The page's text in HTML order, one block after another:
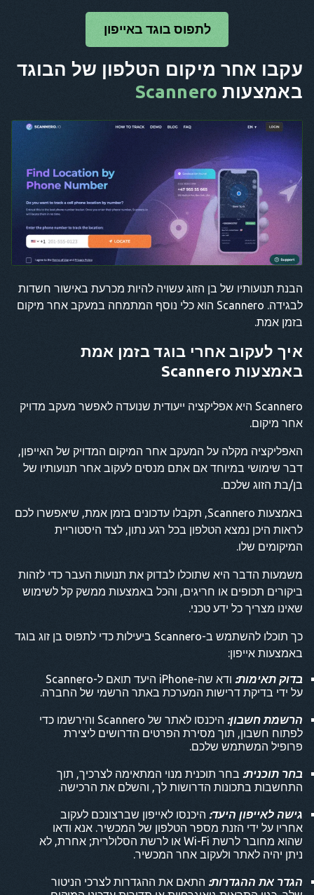
לתפוס בוגד באייפון
עקבו אחר מיקום הטלפון של הבוגד
באמצעות Scannero
הבנת תנועותיו של בן הזוג עשויה להיות מכרעת באישור חשדות
לבגידה. Scannero הוא כלי נוסף המתמחה במעקב אחר מיקום
בזמן אמת.
איך לעקוב אחרי בוגד בזמן אמת
באמצעות Scannero
Scannero היא אפליקציה ייעודית שנועדה לאפשר מעקב מדויק
אחר מיקום.
האפליקציה מקלה על המעקב אחר המיקום המדויק של האייפון,
דבר שימושי במיוחד אם אתם מנסים לעקוב אחר תנועותיו של
בן/בת הזוג שלכם.
באמצעות Scannero, תקבלו עדכונים בזמן אמת, שיאפשרו לכם
לראות היכן נמצא הטלפון בכל רגע נתון, לצד היסטוריית
המיקומים שלו.
משמעות הדבר היא שתוכלו לבדוק את תנועות העבר כדי לזהות
ביקורים תכופים או חריגים, והכל באמצעות ממשק קל לשימוש
שאינו מצריך כל ידע טכני.
כך תוכלו להשתמש ב-Scannero ביעילות כדי לתפוס בן זוג בוגד
באמצעות אייפון:
בדוק תאימות:
ודא שה-iPhone היעד תואם ל-Scannero
על ידי בדיקת דרישות המערכת באתר הרשמי של החברה.
הרשמת חשבון:
היכנסו לאתר של Scannero והירשמו כדי
לפתוח חשבון, תוך מסירת הפרטים הדרושים ליצירת
פרופיל המשתמש שלכם.
בחר תוכנית: בחר תוכנית מנוי המתאימה לצרכיך, תוך
התחשבות בתכונות הדרושות לך, והשלם את הרכישה.
גישה לאייפון היעד: היכנסו לאייפון שברצונכם לעקוב
אחריו על ידי הזנת מספר הטלפון של המכשיר. אנא ודאו
שהוא מחובר לרשת Wi-Fi או לרשת הסלולרית; אחרת, לא
ניתן יהיה לאתר ולעקוב אחר המכשיר.
הגדר את ההגדרות: התאם את ההגדרות לצרכי הניטור